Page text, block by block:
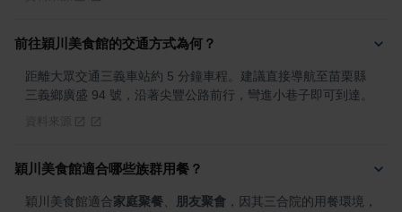
前往穎川美食館的交通方式為何？
距離大眾交通三義車站約 5 分鐘車程。建議直接導航至苗栗縣
三義鄉廣盛 94 號，沿著尖豐公路前行，彎進小巷子即可到達。
穎川美食館適合哪些族群用餐？
穎川美食館適合家庭聚餐 朋友聚會 ，因其三合院的用餐環境，